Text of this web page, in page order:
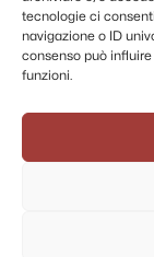
tecnologie ci
navigazione o ID
consenso può
funzioni.